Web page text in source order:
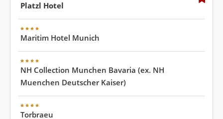
Platzl Hotel
Maritim Hotel Munich
NH Collection Munchen Bavaria (ex. NH
Muenchen Deutscher Kaiser)
Torbraeu